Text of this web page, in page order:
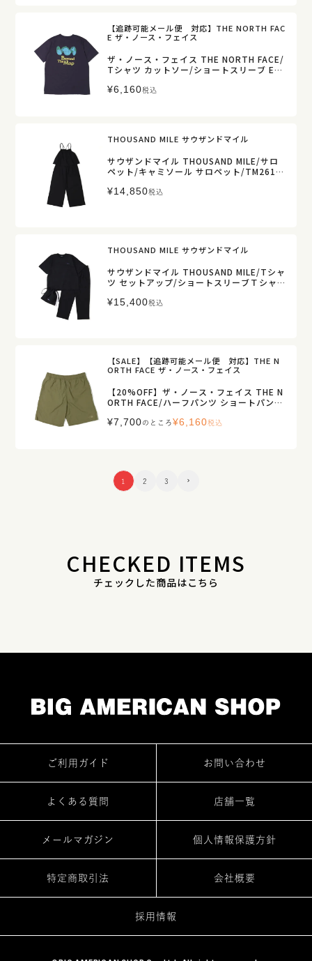
【追跡可能メール便 対応】THE NORTH FAC
E ザ・ノース・フェイス
ザ・ノース・フェイス THE NORTH FACE/
Tシャツ カットソー/ショートスリーブ ES
【正規取扱】
¥6,160税込
THOUSAND MILE サウザンドマイル
サウザンドマイル THOUSAND MILE/サロ
ペット/キャミソール サロペット/TM261H
¥14,850税込
THOUSAND MILE サウザンドマイル
サウザンドマイル THOUSAND MILE/Tシャ
ツ セットアップ/ショートスリーブＴシャ
1/メンズ【正規取扱】
¥15,400税込
【SALE】【追跡可能メール便 対応】THE N
ORTH FACE ザ・ノース・フェイス
【20%OFF】ザ・ノース・フェイス THE N
ORTH FACE/ハーフパンツ ショートパン
【正規取扱】
¥7,700 のところ¥6,160税込
1 2 3
CHECKED ITEMS
チェックした商品はこちら
ご利用ガイド お問い合わせ
よくある質問 店舗一覧
メールマガジン 個人情報保護方針
特定商取引法 会社概要
採用情報